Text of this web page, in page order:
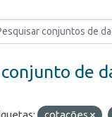
de
cotações